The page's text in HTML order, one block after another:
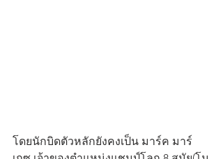
โดยนักบิดตัวหลักยังคงเป็น มาร์ค มาร์